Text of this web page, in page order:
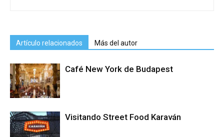
Artículo relacionados Más del autor
Café New York de Budapest
Visitando Street Food Karaván